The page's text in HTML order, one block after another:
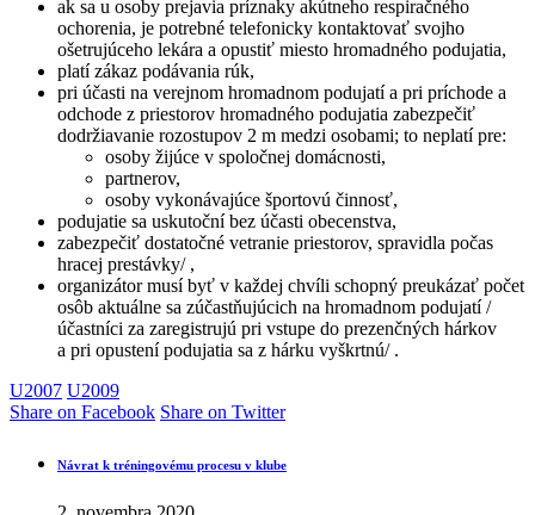
ak sa u osoby prejavia príznaky akútneho respiračného
ochorenia, je potrebné telefonicky kontaktovať svojho
ošetrujúceho lekára a opustiť miesto hromadného podujatia,
platí zákaz podávania rúk,
pri účasti na verejnom hromadnom podujatí a pri príchode a
odchode z priestorov hromadného podujatia zabezpečiť
dodržiavanie rozostupov 2 m medzi osobami; to neplatí pre:
osoby žijúce v spoločnej domácnosti,
partnerov,
osoby vykonávajúce športovú činnosť,
podujatie sa uskutoční bez účasti obecenstva,
zabezpečiť dostatočné vetranie priestorov, spravidla počas
hracej prestávky/ ,
organizátor musí byť v každej chvíli schopný preukázať počet
osôb aktuálne sa zúčastňujúcich na hromadnom podujatí /
účastníci za zaregistrujú pri vstupe do prezenčných hárkov
a pri opustení podujatia sa z hárku vyškrtnú/ .
U2007 U2009
Share on Facebook Share on Twitter
Návrat k tréningovému procesu v klube